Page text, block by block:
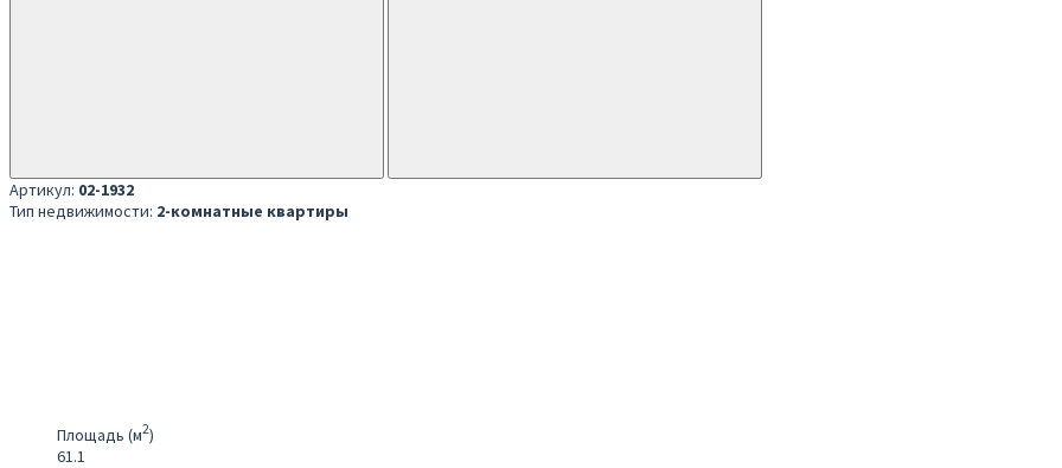
Артикул: 02-1932
Тип недвижимости: 2-комнатные квартиры
Площадь (м2)
61.1